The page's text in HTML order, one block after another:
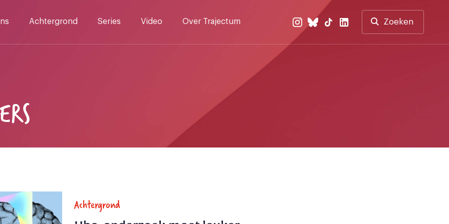
Achtergrond Series Video Over Trajectum Zoeken
Achtergrond